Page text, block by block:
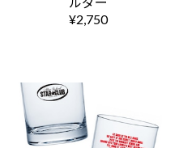
¥2,750